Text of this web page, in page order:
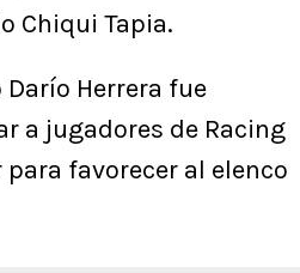
Chiqui Tapia.
Herrera fue
a jugadores de Racing
favorecer al elenco